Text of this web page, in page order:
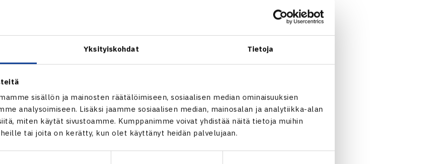
Yksityiskohdat Tietoja
sisällön ja mainosten räätälöimiseen, sosiaalisen median ominaisuuksien
analysoimiseen. Lisäksi jaamme sosiaalisen median, mainosalan ja analytiikka-alan
miten käytät sivustoamme. Kumppanimme voivat yhdistää näitä tietoja muihin
tai joita on kerätty, kun olet käyttänyt heidän palvelujaan.